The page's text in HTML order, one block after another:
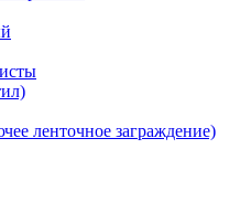
ленточное заграждение)